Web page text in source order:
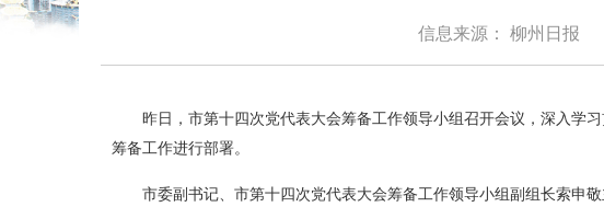
信息来源： 柳州日报
昨日，市第十四次党代表大会筹备工作领导小组召开会议，深入学
筹备工作进行部署。
市委副书记、市第十四次党代表大会筹备工作领导小组副组长索申